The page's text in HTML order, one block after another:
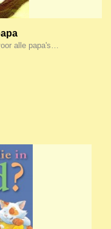
alle papa's…